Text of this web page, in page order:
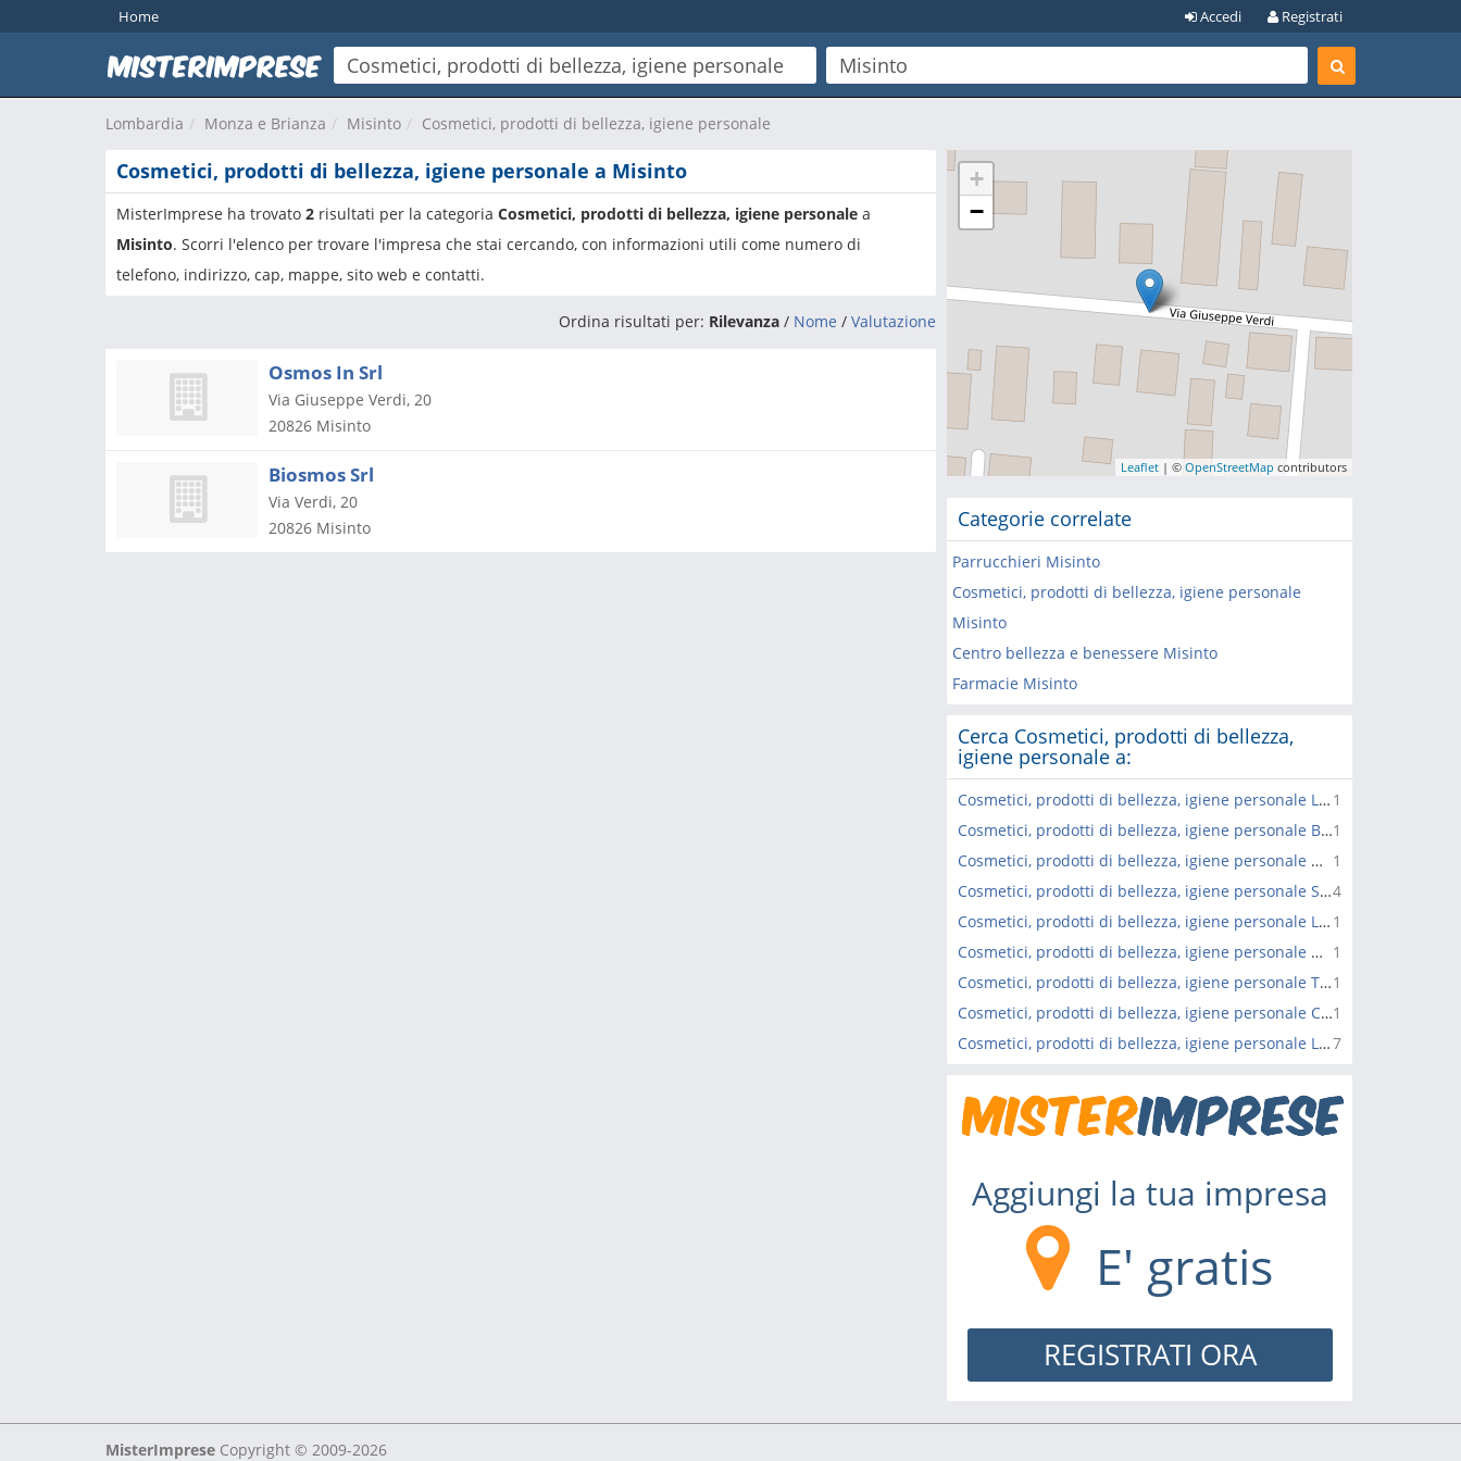
Home Registrati
Accedi
Lombardia Monza e Brianza Misinto Cosmetici, prodotti di bellezza, igiene personale
Cosmetici, prodotti di bellezza, igiene personale a Misinto
MisterImprese ha trovato 2 risultati per la categoria Cosmetici, prodotti di bellezza, igiene personale a
Misinto. Scorri l'elenco per trovare l'impresa che stai cercando, con informazioni utili come numero di
telefono, indirizzo, cap, mappe, sito web e contatti.
Ordina risultati per: Rilevanza / Nome / Valutazione
Osmos In Srl
Via Giuseppe Verdi, 20
20826 Misinto
Biosmos Srl
Via Verdi, 20
20826 Misinto
+
−
Leaflet | ©OpenStreetMap contributors
Categorie correlate
Parrucchieri Misinto
Cosmetici, prodotti di bellezza, igiene personale
Misinto
Centro bellezza e benessere Misinto
Farmacie Misinto
Cerca Cosmetici, prodotti di bellezza,
igiene personale a:
1
Cosmetici, prodotti di bellezza, igiene personale Lazzate
1
Cosmetici, prodotti di bellezza, igiene personale Barlassina
1
Cosmetici, prodotti di bellezza, igiene personale Novedrate
4
Cosmetici, prodotti di bellezza, igiene personale Saronno
1
Cosmetici, prodotti di bellezza, igiene personale Lomazzo
1
Cosmetici, prodotti di bellezza, igiene personale Meda
1
Cosmetici, prodotti di bellezza, igiene personale Turate
1
Cosmetici, prodotti di bellezza, igiene personale Cirimido
7
Cosmetici, prodotti di bellezza, igiene personale Limbiate
Aggiungi la tua impresa
E' gratis
REGISTRATI ORA
MisterImprese Copyright © 2009-2026